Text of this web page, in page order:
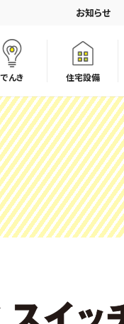
でんき 住宅設備
お知らせ